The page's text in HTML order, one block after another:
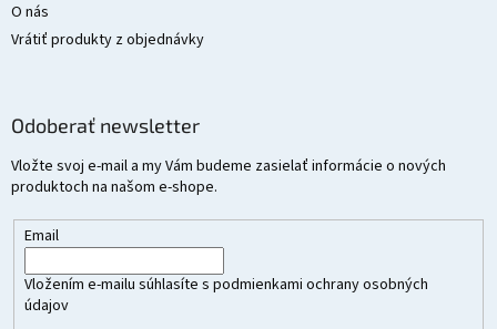
O nás
Vrátiť produkty z objednávky
Odoberať newsletter
Vložte svoj e-mail a my Vám budeme zasielať informácie o nových
produktoch na našom e-shope.
Email
Vložením e-mailu súhlasíte s podmienkami ochrany osobných
údajov